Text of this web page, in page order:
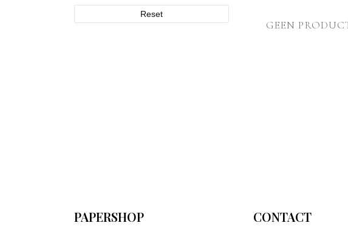
Reset
GEEN
PAPERSHOP CONTACT